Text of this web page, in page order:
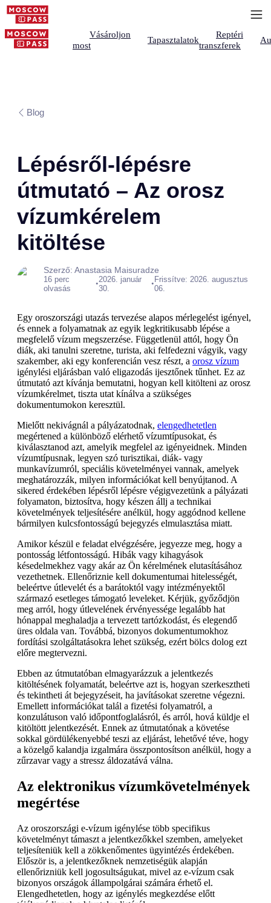
Vásároljon
most
Tapasztalatok
Reptéri
transzferek
Blog
Lépésről-lépésre
útmutató – Az orosz
vízumkérelem
kitöltése
Szerző: Anastasia Maisuradze
16 perc
olvasás
•2026. január
30.
• Frissítve: 2026. augusztus
06.
Egy oroszországi utazás tervezése alapos mérlegelést igényel,
és ennek a folyamatnak az egyik legkritikusabb lépése a
megfelelő vízum megszerzése. Függetlenül attól, hogy Ön
diák, aki tanulni szeretne, turista, aki felfedezni vágyik, vagy
szakember, aki egy konferencián vesz részt, a orosz vízum
igénylési eljárásban való eligazodás ijesztőnek tűnhet. Ez az
útmutató azt kívánja bemutatni, hogyan kell kitölteni az orosz
vízumkérelmet, tiszta utat kínálva a szükséges
dokumentumokon keresztül.
Mielőtt nekivágnál a pályázatodnak, elengedhetetlen
megértened a különböző elérhető vízumtípusokat, és
kiválasztanod azt, amelyik megfelel az igényeidnek. Minden
vízumtípusnak, legyen szó turisztikai, diák- vagy
munkavízumról, speciális követelményei vannak, amelyek
meghatározzák, milyen információkat kell benyújtanod. A
sikered érdekében lépésről lépésre végigvezetünk a pályázati
folyamaton, biztosítva, hogy készen állj a technikai
követelmények teljesítésére anélkül, hogy aggódnod kellene
bármilyen kulcsfontosságú bejegyzés elmulasztása miatt.
Amikor készül e feladat elvégzésére, jegyezze meg, hogy a
pontosság létfontosságú. Hibák vagy kihagyások
késedelmekhez vagy akár az Ön kérelmének elutasításához
vezethetnek. Ellenőriznie kell dokumentumai hitelességét,
beleértve útlevelét és a barátoktól vagy intézményektől
származó esetleges támogató leveleket. Kérjük, győződjön
meg arról, hogy útlevelének érvényessége legalább hat
hónappal meghaladja a tervezett tartózkodást, és elegendő
üres oldala van. Továbbá, bizonyos dokumentumokhoz
fordítási szolgáltatásokra lehet szükség, ezért bölcs dolog ezt
előre megtervezni.
Ebben az útmutatóban elmagyarázzuk a jelentkezés
kitöltésének folyamatát, beleértve azt is, hogyan szerkesztheti
és tekintheti át bejegyzéseit, ha javításokat szeretne végezni.
Emellett információkat talál a fizetési folyamatról, a
konzulátuson való időpontfoglalásról, és arról, hová küldje el
kitöltött jelentkezését. Ennek az útmutatónak a követése
sokkal gördülékenyebbé teszi az eljárást, lehetővé téve, hogy
a közelgő kalandja izgalmára összpontosítson anélkül, hogy a
zűrzavar vagy a stressz áldozatává válna.
Az elektronikus vízumkövetelmények
megértése
Az oroszországi e-vízum igénylése több specifikus
követelményt támaszt a jelentkezőkkel szemben, amelyeket
teljesíteniük kell a zökkenőmentes ügyintézés érdekében.
Először is, a jelentkezőknek nemzetiségük alapján
ellenőrizniük kell jogosultságukat, mivel az e-vízum csak
bizonyos országok állampolgárai számára érhető el.
Elengedhetetlen, hogy az igénylés megkezdése előtt